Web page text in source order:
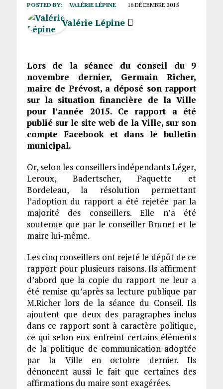
POSTED BY: VALÉRIE LÉPINE 16 DÉCEMBRE 2015
Valérie Lépine
Lors de la séance du conseil du 9
novembre dernier, Germain Richer,
maire de Prévost, a déposé son rapport
sur la situation financière de la Ville
pour l’année 2015. Ce rapport a été
publié sur le site web de la Ville, sur son
compte Facebook et dans le bulletin
municipal.
Or, selon les conseillers indépendants Léger,
Leroux, Badertscher, Paquette et
Bordeleau, la résolution permettant
l’adoption du rapport a été rejetée par la
majorité des conseillers. Elle n’a été
soutenue que par le conseiller Brunet et le
maire lui-même.
Les cinq conseillers ont rejeté le dépôt de ce
rapport pour plusieurs raisons. Ils affirment
d’abord que la copie du rapport ne leur a
été remise qu’après sa lecture publique par
M.Richer lors de la séance du Conseil. Ils
ajoutent que deux des paragraphes inclus
dans ce rapport sont à caractère politique,
ce qui selon eux enfreint certains éléments
de la politique de communication adoptée
par la Ville en octobre dernier. Ils
dénoncent aussi le fait que certaines des
affirmations du maire sont exagérées.